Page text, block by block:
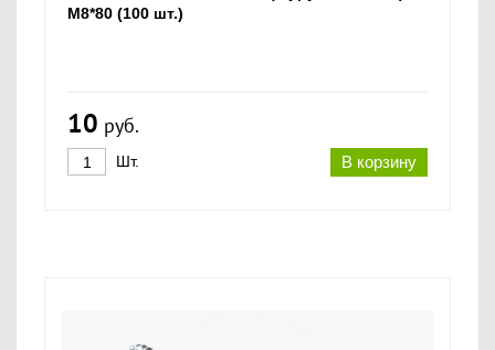
М8*80 (100 шт.)
10 руб.
В корзину
Шт.